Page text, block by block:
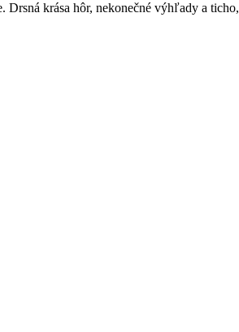
Drsná krása hôr, nekonečné výhľady a ticho,